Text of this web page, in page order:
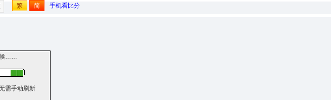
候……
需手动刷新
繁 简 手机看比分